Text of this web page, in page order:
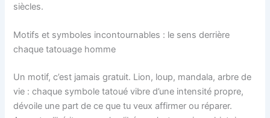
siècles.
Motifs et symboles incontournables : le sens derrière
chaque tatouage homme
Un motif, c’est jamais gratuit. Lion, loup, mandala, arbre de
vie : chaque symbole tatoué vibre d’une intensité propre,
dévoile une part de ce que tu veux affirmer ou réparer.